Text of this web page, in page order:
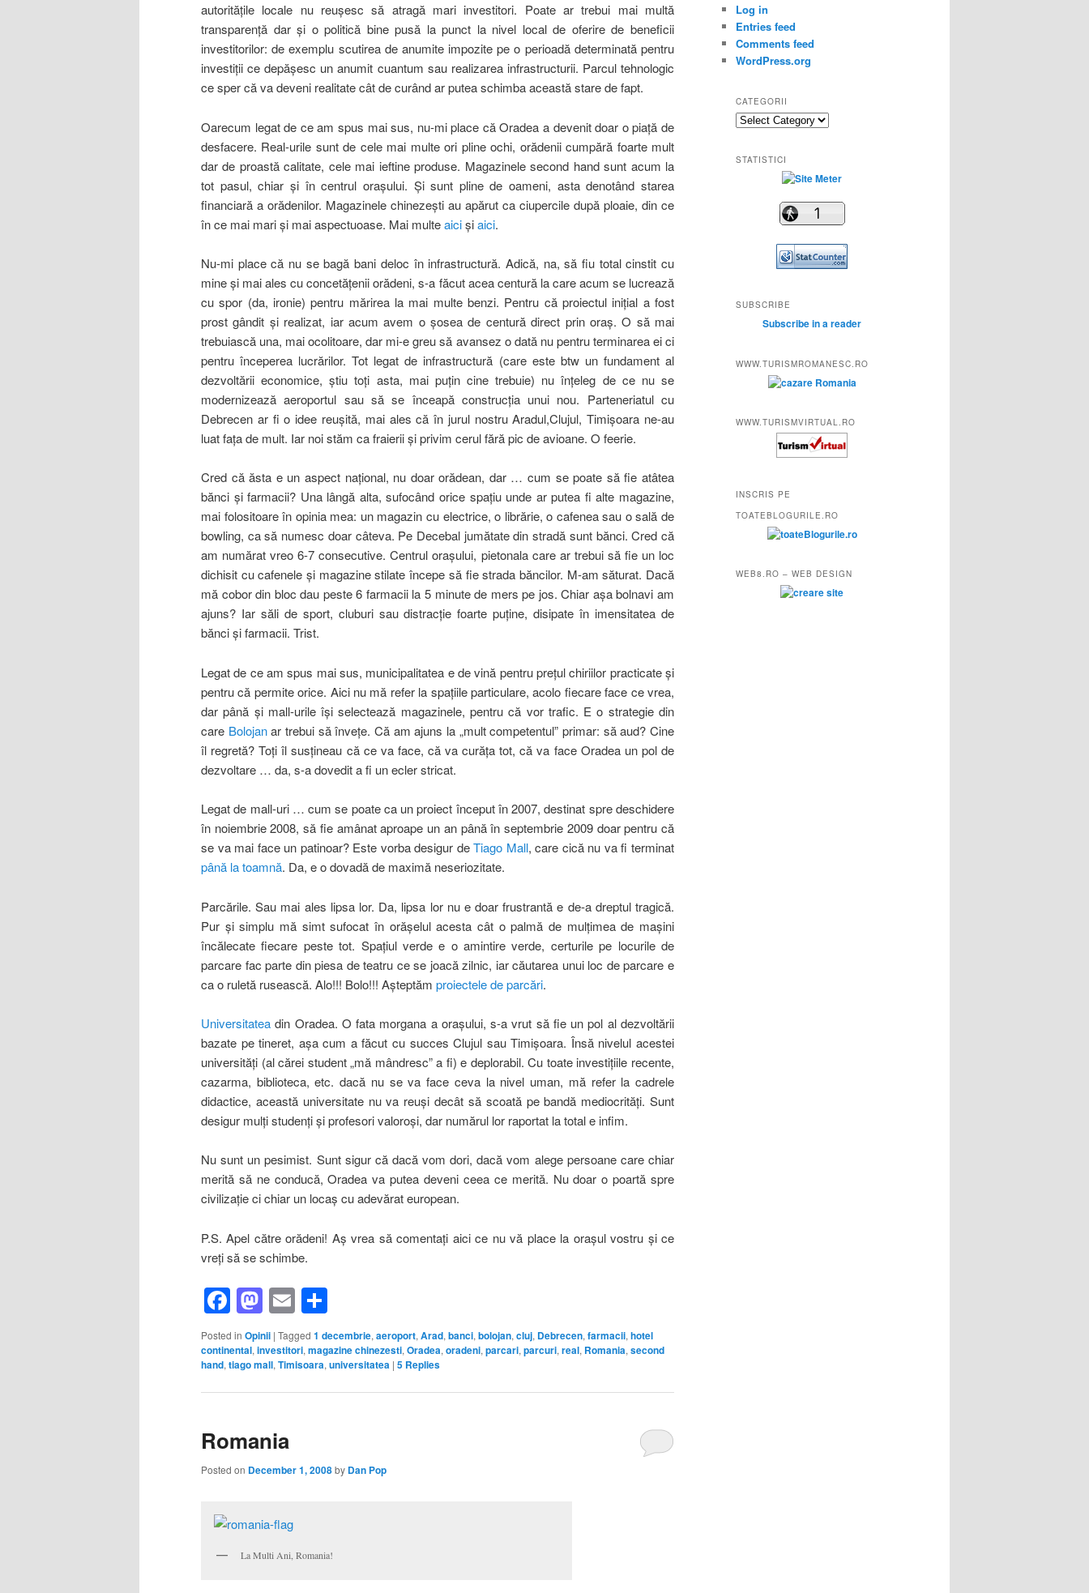
autorităţile locale nu reuşesc să atragă mari investitori. Poate ar trebui mai multă
transparenţă dar şi o politică bine pusă la punct la nivel local de oferire de beneficii
investitorilor: de exemplu scutirea de anumite impozite pe o perioadă determinată pentru
investiţii ce depăşesc un anumit cuantum sau realizarea infrastructurii. Parcul tehnologic
ce sper că va deveni realitate cât de curând ar putea schimba această stare de fapt.
Oarecum legat de ce am spus mai sus, nu-mi place că Oradea a devenit doar o piaţă de
desfacere. Real-urile sunt de cele mai multe ori pline ochi, orădenii cumpără foarte mult
dar de proastă calitate, cele mai ieftine produse. Magazinele second hand sunt acum la
tot pasul, chiar şi în centrul oraşului. Şi sunt pline de oameni, asta denotând starea
financiară a orădenilor. Magazinele chinezeşti au apărut ca ciupercile după ploaie, din ce
în ce mai mari şi mai aspectuoase. Mai multeaicişiaici.
Nu-mi place că nu se bagă bani deloc în infrastructură. Adică, na, să fiu total cinstit cu
mine şi mai ales cu concetăţenii orădeni, s-a făcut acea centură la care acum se lucrează
cu spor (da, ironie) pentru mărirea la mai multe benzi. Pentru că proiectul iniţial a fost
prost gândit şi realizat, iar acum avem o şosea de centură direct prin oraş. O să mai
trebuiască una, mai ocolitoare, dar mi-e greu să avansez o dată nu pentru terminarea ei ci
pentru începerea lucrărilor. Tot legat de infrastructură (care este btw un fundament al
dezvoltării economice, ştiu toţi asta, mai puţin cine trebuie) nu înţeleg de ce nu se
modernizează aeroportul sau să se înceapă construcţia unui nou. Parteneriatul cu
Debrecen ar fi o idee reuşită, mai ales că în jurul nostru Aradul,Clujul, Timişoara ne-au
luatfaţa de mult. Iar noi stăm ca fraierii şi privim cerul fără pic de avioane. O feerie.
Cred că ăsta e un aspect naţional, nu doar orădean, dar … cum se poate să fie atâtea
bănci şi farmacii? Una lângă alta, sufocând orice spaţiu unde ar putea fi alte magazine,
mai folositoare în opinia mea: un magazin cu electrice, o librărie, o cafenea sau o sală de
bowling, ca să numesc doar câteva. Pe Decebal jumătate din stradă sunt bănci. Cred că
am numărat vreo 6-7 consecutive. Centrul oraşului, pietonala care ar trebui să fie un loc
dichisit cu cafenele şi magazine stilate începe să fie strada băncilor. M-am săturat. Dacă
mă cobor din bloc dau peste 6 farmacii la 5 minute de mers pe jos. Chiar aşa bolnavi am
ajuns? Iar săli de sport, cluburi sau distracţie foarte puţine, disipate în imensitatea de
bănci şi farmacii. Trist.
Legat de ce am spus mai sus, municipalitatea e de vină pentru preţul chiriilor practicate şi
pentru că permite orice. Aici nu mă refer la spaţiile particulare, acolo fiecare face ce vrea,
dar până şi mall-urile îşi selectează magazinele, pentru că vor trafic. E o strategie din
care Bolojanar trebui să înveţe. Că am ajuns la „mult competentul” primar: să aud? Cine
îl regretă? Toţi îl susţineau că ce va face, că va curăţa tot, că va face Oradea un pol de
dezvoltare … da, s-a dovedit a fi un ecler stricat.
Legat de mall-uri … cum se poate ca un proiect început în 2007, destinat spre deschidere
în noiembrie 2008, să fie amânat aproape un an până în septembrie 2009 doar pentru că
se va mai face un patinoar? Este vorba desigur deTiago Mall, care cică nu va fi terminat
până la toamnă. Da, e o dovadă de maximă neseriozitate.
Parcările. Sau mai ales lipsa lor. Da, lipsa lor nu e doar frustrantă e de-a dreptul tragică.
Pur şi simplu mă simt sufocat în orăşelul acesta cât o palmă de mulţimea de maşini
încălecate fiecare peste tot. Spaţiul verde e o amintire verde, certurile pe locurile de
parcare fac parte din piesa de teatru ce se joacă zilnic, iar căutarea unui loc de parcare e
ca o ruletă rusească. Alo!!! Bolo!!! Aşteptăm proiectele de parcări.
Universitatea din Oradea. O fata morgana a oraşului, s-a vrut să fie un pol al dezvoltării
bazate pe tineret, aşa cum a făcut cu succes Clujul sau Timişoara. Însă nivelul acestei
universităţi (al cărei student „mă mândresc” a fi) e deplorabil. Cu toate investiţiile recente,
cazarma, biblioteca, etc. dacă nu se va face ceva la nivel uman, mă refer la cadrele
didactice, această universitate nu va reuşi decât să scoată pe bandă mediocrităţi. Sunt
desigur mulţi studenţi şi profesori valoroşi, dar numărul lor raportat la total e infim.
Nu sunt un pesimist. Sunt sigur că dacă vom dori, dacă vom alege persoane care chiar
merită să ne conducă, Oradea va putea deveni ceea ce merită. Nu doar o poartă spre
civilizaţie ci chiar un locaş cu adevărat european.
P.S. Apel către orădeni! Aş vrea să comentaţi aici ce nu vă place la oraşul vostru şi ce
vreţi să se schimbe.
Facebook
Mastodon
Email
Posted in Opinii | Tagged 1 decembrie, aeroport, Arad, banci, bolojan, cluj, Debrecen, farmacii, hotel
continental, investitori, magazine chinezesti, Oradea, oradeni, parcari, parcuri, real, Romania, second
hand, tiago mall, Timisoara, universitatea | 5 Replies
Romania
Posted on December 1, 2008by Dan Pop
La Multi Ani, Romania!
Log in
Entries feed
Comments feed
WordPress.org
CATEGORII
Categorii
STATISTICI
SUBSCRIBE
Subscribe in a reader
WWW.TURISMROMANESC.RO
WWW.TURISMVIRTUAL.RO
INSCRIS PE
TOATEBLOGURILE.RO
WEB8.RO – WEB DESIGN